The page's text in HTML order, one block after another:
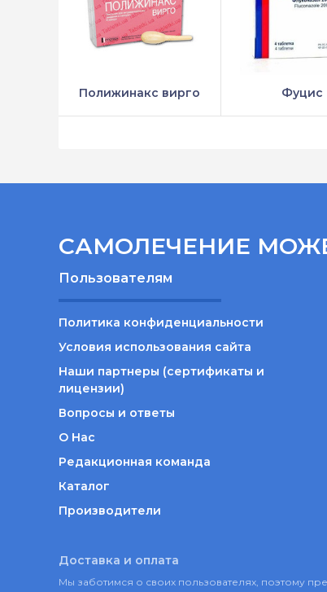
Полижинакс вирго Фуцис
САМОЛЕЧЕНИЕ
Пользователям
Политика конфиденциальности
Условия использования сайта
Наши партнеры (сертификаты и
лицензии)
Вопросы и ответы
О Нас
Редакционная команда
Каталог
Производители
Доставка и оплата
Мы заботимся о своих пользователях, поэтому